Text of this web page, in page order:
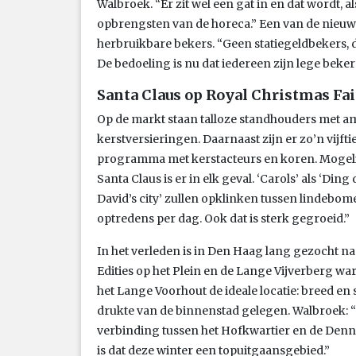
Walbroek. “Er zit wel een gat in en dat wordt,
opbrengsten van de horeca.” Een van de
herbruikbare bekers. “Geen
De bedoeling is nu dat iedereen zijn lege
Santa Claus op Royal Christmas
Op de markt staan talloze standhouders met
kerstversieringen. Daarnaast zijn er zo’n
programma met kerstacteurs en koren.
Santa Claus is er in elk geval. ‘Carols’ als
David’s city’ zullen opklinken tussen
optredens per dag. Ook dat is sterk gegroeid.”
In het verleden is in Den Haag lang gezocht
Edities op het Plein en de Lange Vijverberg
het Lange Voorhout de ideale locatie: breed
drukte van de binnenstad gelegen. Walbroek:
verbinding tussen het Hofkwartier en de
is dat deze winter een topuitgaansgebied.”